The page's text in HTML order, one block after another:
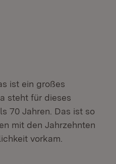
ist ein großes
steht für dieses
70 Jahren. Das ist so
mit den Jahrzehnten
vorkam.